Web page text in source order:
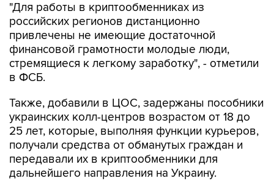
"Для работы в криптообменниках из
российских регионов дистанционно
привлечены не имеющие достаточной
финансовой грамотности молодые люди,
стремящиеся к легкому заработку", - отметили
в ФСБ.
Также, добавили в ЦОС, задержаны пособники
украинских колл-центров возрастом от 18 до
25 лет, которые, выполняя функции курьеров,
получали средства от обманутых граждан и
передавали их в криптообменники для
дальнейшего направления на Украину.